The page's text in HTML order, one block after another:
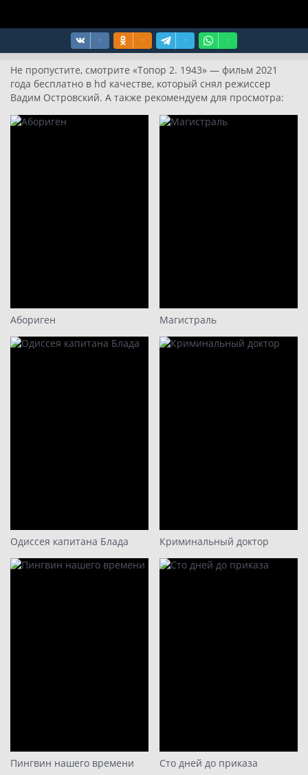
Не пропустите, смотрите «Топор 2. 1943» — фильм 2021
года бесплатно в hd качестве, который снял режиссер
Вадим Островский. А также рекомендуем для просмотра:
Абориген Магистраль
Одиссея капитана Блада Криминальный доктор
Пингвин нашего времени Сто дней до приказа